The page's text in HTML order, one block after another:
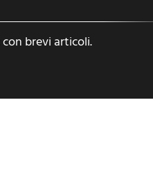
brevi articoli.